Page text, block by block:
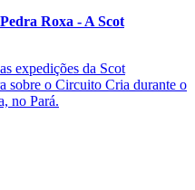
Roxa - A Scot
expedições da Scot
sobre o Circuito Cria durante o
no Pará.